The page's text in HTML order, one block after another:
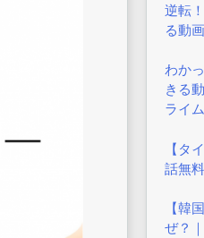
逆転
る動
わか
きる
ライ
【タ
話無
【韓
ぜ？